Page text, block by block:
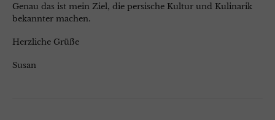
Genau das ist mein Ziel, die persische Kultur und Kulinarik
bekannter machen.
Herzliche Grüße
Susan